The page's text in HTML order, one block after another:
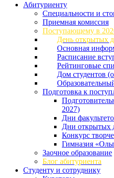
Абитуриенту
Специальности и
Приемная комиссия
Поступающему в
День открытых
Основная
Расписание
Рейтинговые
Дом студентов
Подготовка к
2027)
Дни
Дни открытых
Конкурс
Гимназия
Заочное образование
Блог абитуриента
Студенту и сотруднику